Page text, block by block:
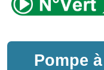
Pompe